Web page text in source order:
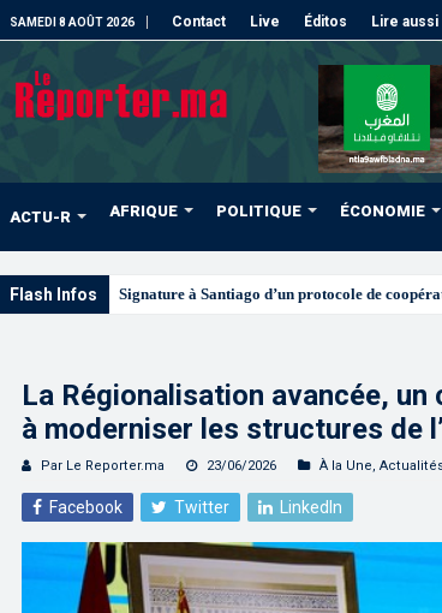
SAMEDI 8 AOÛT 2026 Contact Live Éditos Lire aussi
ACTU-R AFRIQUE POLITIQUE ÉCONOMIE
Flash Infos Les CRI mobilisés du 10 au
La Régionalisation avancée,
à moderniser les structures de
Par Le Reporter.ma 23/06/2026 À la Une,
Facebook Twitter LinkedIn